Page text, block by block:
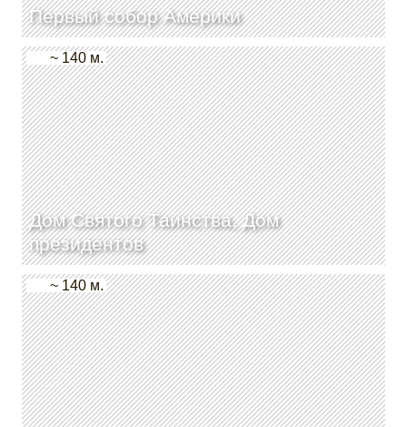
Первый собор Америки
Дом Святого Таинства, Дом
президентов
~ 140 м.
~ 140 м.